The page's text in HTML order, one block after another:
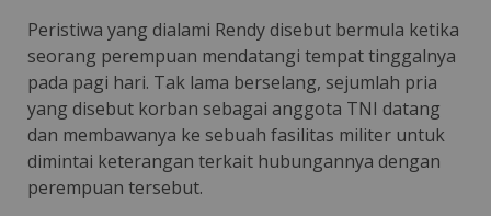
Peristiwa yang dialami Rendy disebut bermula ketika
seorang perempuan mendatangi tempat tinggalnya
pada pagi hari. Tak lama berselang, sejumlah pria
yang disebut korban sebagai anggota TNI datang
dan membawanya ke sebuah fasilitas militer untuk
dimintai keterangan terkait hubungannya dengan
perempuan tersebut.